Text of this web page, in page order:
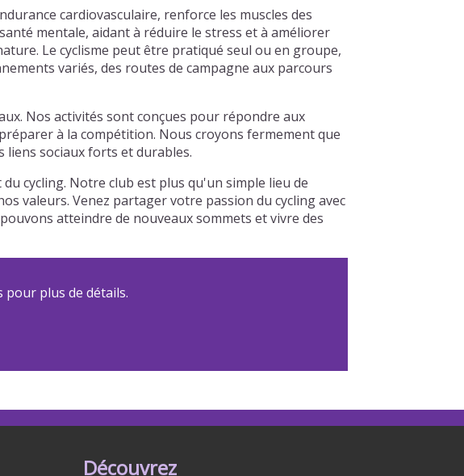
cardiovasculaire, renforce les muscles des
mentale, aidant à réduire le stress et à améliorer
Le cyclisme peut être pratiqué seul ou en groupe,
variés, des routes de campagne aux parcours
Nos activités sont conçues pour répondre aux
à la compétition. Nous croyons fermement que
liens sociaux forts et durables.
cycling. Notre club est plus qu'un simple lieu de
valeurs. Venez partager votre passion du cycling avec
atteindre de nouveaux sommets et vivre des
pour plus de détails.
Découvrez